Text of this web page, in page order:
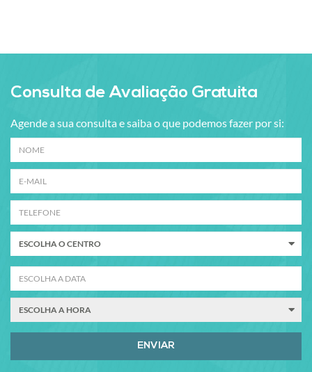
Consulta de Avaliação Gratuita
Agende a sua consulta e saiba o que podemos fazer por si:
ENVIAR